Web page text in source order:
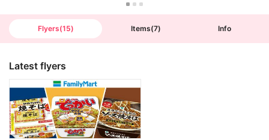
Flyers(15) Items(7) Info
Latest flyers